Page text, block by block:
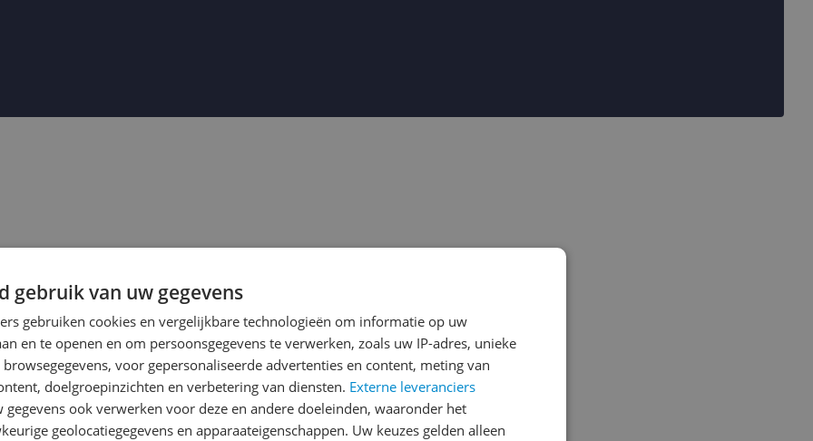
Vergelijken
Bekijk product
Vergelijken
Bekijk product
gebruik van uw gegevens
gebruiken cookies en vergelijkbare technologieën om informatie op uw
en te openen en om persoonsgegevens te verwerken, zoals uw IP-adres, unieke
voor gepersonaliseerde advertenties en content, meting van
doelgroepinzichten en verbetering van diensten. Externe leveranciers
gegevens ook verwerken voor deze en andere doeleinden, waaronder het
geolocatiegegevens en apparaateigenschappen. Uw keuzes gelden alleen